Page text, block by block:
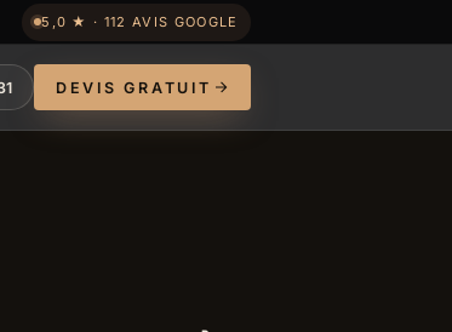
5,0 ★ · 112 AVIS GOOGLE
DEVIS GRATUIT